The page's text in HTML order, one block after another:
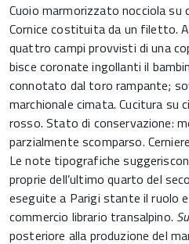
Cuoio marmorizzato nocciola su
Cornice costituita da un filetto.
quattro campi provvisti di una
bisce coronate ingollanti il
connotato dal toro rampante;
marchionale cimata. Cucitura su
rosso. Stato di conservazione:
parzialmente scomparso.
Le note tipografiche
proprie dell’ultimo quarto del
eseguite a Parigi stante il ruolo
commercio librario transalpino.
posteriore alla produzione del